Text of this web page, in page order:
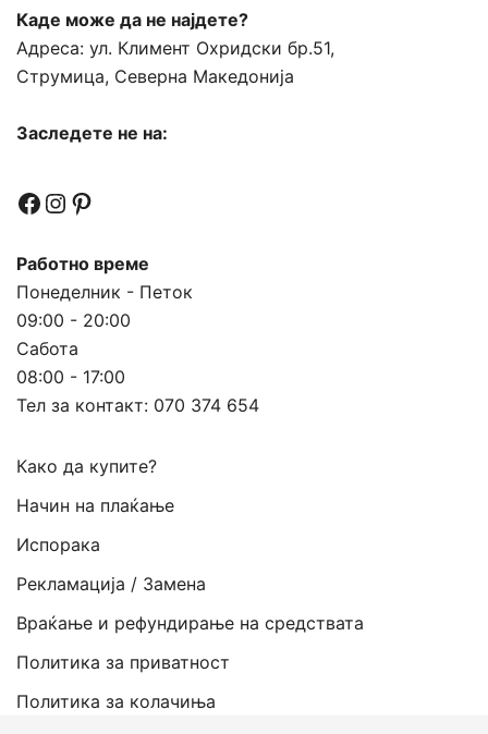
Каде може да не најдете?
Адреса: ул. Климент Охридски бр.51,
Струмица, Северна Македонија
Заследете не на:
Facebook
Instagram
Pinterest
Работно време
Понеделник - Петок
09:00 - 20:00
Сабота
08:00 - 17:00
Тел за контакт: 070 374 654
Како да купите?
Начин на плаќање
Испорака
Рекламација / Замена
Враќање и рефундирање на средствата
Политика за приватност
Политика за колачиња